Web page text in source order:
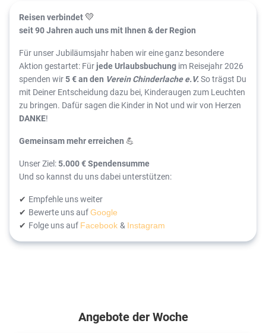
Reisen verbindet 💛
seit 90 Jahren auch uns mit Ihnen & der Region
Für unser Jubiläumsjahr haben wir eine ganz besondere
Aktion gestartet: Für jede Urlaubsbuchung im Reisejahr 2026
spenden wir5 € an den Verein Chinderlache e.V.So trägst Du
mit Deiner Entscheidung dazu bei, Kinderaugen zum Leuchten
zu bringen. Dafür sagen die Kinder in Not und wir von Herzen
DANKE!
Gemeinsam mehr erreichen 💪
Unser Ziel:5.000 € Spendensumme
Und so kannst du uns dabei unterstützen:
✔ Empfehle uns weiter
✔ Bewerte uns aufGoogle
✔ Folge uns auf Facebook & Instagram
Angebote der Woche